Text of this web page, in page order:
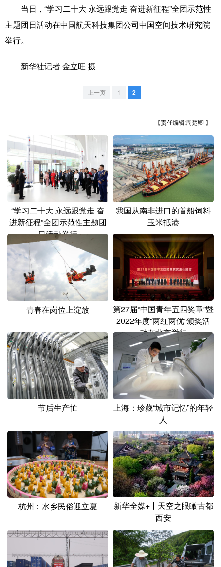
文化产业
地方频道
北京 天津
上海
湖南
广东 广西 海南 重庆
四川 贵州 云南 西藏
陕西 甘肃 青海
新疆 内蒙古 黑龙江
多语种频道
English Español Français عربى
Русский язык 日本語 한국어
Deutsch Português
当日，“学习二十大 永远跟党走 奋进新征程”全团示范性
主题团日活动在中国航天科技集团公司中国空间技术研究院
举行。
新华社记者 金立旺 摄
上一页 1 2
【责任编辑:周楚卿 】
“学习二十大 永远跟党走 奋
进新征程”全团示范性主题团
日活动举行
我国从南非进口的首船饲料
玉米抵港
青春在岗位上绽放
第27届“中国青年五四奖章”暨
2022年度“两红两优”颁奖活
动在北京举行
节后生产忙
上海：珍藏“城市记忆”的年轻
人
杭州：水乡民俗迎立夏
新华全媒+丨天空之眼瞰古都
西安